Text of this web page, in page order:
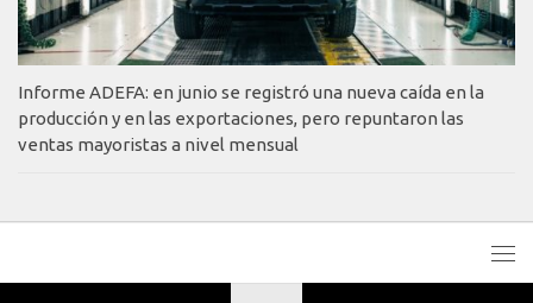
Informe ADEFA: en junio se registró una nueva caída en la
producción y en las exportaciones, pero repuntaron las
ventas mayoristas a nivel mensual